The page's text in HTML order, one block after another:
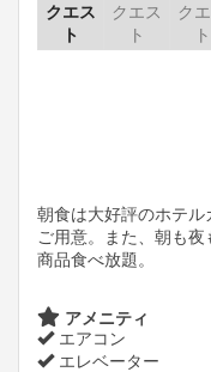
クエス
ト
クエス
ト
ク
ト
朝食は大好評のホテ
ご用意。また、朝も
商品食べ放題。
アメニティ
エアコン
エレベーター